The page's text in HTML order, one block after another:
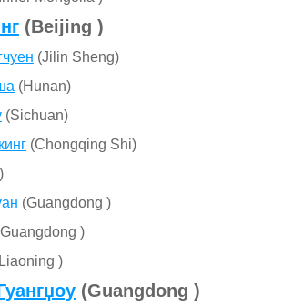
(Beijing )
(Jilin Sheng)
(Hunan)
(Sichuan)
(Chongqing Shi)
(Guangdong )
)
)
(Guangdong )